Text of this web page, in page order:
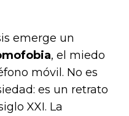
emerge un
, el miedo
móvil. No es
es un retrato
XXI. La